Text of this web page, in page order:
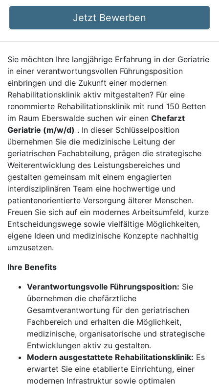
Jetzt Bewerben
Sie möchten Ihre langjährige Erfahrung in der Geriatrie
in einer verantwortungsvollen Führungsposition
einbringen und die Zukunft einer modernen
Rehabilitationsklinik aktiv mitgestalten? Für eine
renommierte Rehabilitationsklinik mit rund 150 Betten
im Raum Eberswalde suchen wir einen Chefarzt
Geriatrie (m/w/d) . In dieser Schlüsselposition
übernehmen Sie die medizinische Leitung der
geriatrischen Fachabteilung, prägen die strategische
Weiterentwicklung des Leistungsbereiches und
gestalten gemeinsam mit einem engagierten
interdisziplinären Team eine hochwertige und
patientenorientierte Versorgung älterer Menschen.
Freuen Sie sich auf ein modernes Arbeitsumfeld, kurze
Entscheidungswege sowie vielfältige Möglichkeiten,
eigene Ideen und medizinische Konzepte nachhaltig
umzusetzen.
Ihre Benefits
Verantwortungsvolle Führungsposition: Sie
übernehmen die chefärztliche
Gesamtverantwortung für den geriatrischen
Fachbereich und erhalten die Möglichkeit,
medizinische, organisatorische und strategische
Entwicklungen aktiv zu gestalten.
Modern ausgestattete Rehabilitationsklinik: Es
erwartet Sie eine etablierte Einrichtung, einer
modernen Infrastruktur sowie optimalen